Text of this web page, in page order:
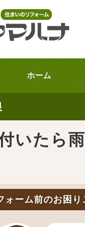
ホーム
いたら
ォーム前のお困り